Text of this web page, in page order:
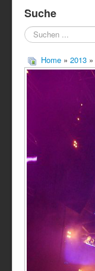
Suche
Suchen
...
Home » 2013 »